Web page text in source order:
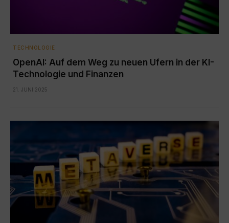
TECHNOLOGIE
OpenAI: Auf dem Weg zu neuen Ufern in der KI-
Technologie und Finanzen
21. JUNI 2025